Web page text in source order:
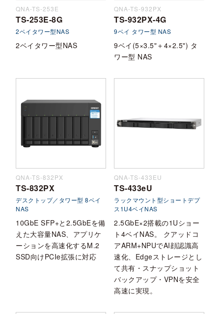
QNA-TS-253E
TS-253E-8G
2ベイタワー型NAS
2ベイタワー型NAS
QNA-TS-932PX
TS-932PX-4G
9ベイ タワー型 NAS
9ベイ(5×3.5"＋4×2.5") タ
ワー型 NAS
QNA-TS-832PX
TS-832PX
デスクトップ／タワー型 8ベイ
NAS
10GbE SFP+と2.5GbEを備
えた大容量NAS、アプリケ
ーションを高速化するM.2
SSD向けPCIe拡張に対応
QNA-TS-433EU
TS-433eU
ラックマウント型ショートデプ
ス1U4ベイNAS
2.5GbE×2搭載の1Uショー
ト4ベイNAS。 クアッドコ
アARM+NPUでAI顔認識高
速化、Edgeストレージとし
て共有・スナップショット
バックアップ・VPNを安全
高速に実現。